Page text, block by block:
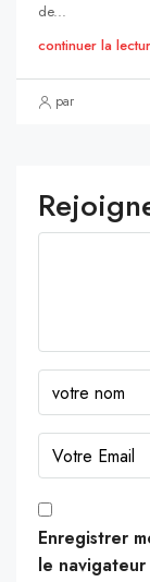
de...
continuer la
par
Enregistrer
le